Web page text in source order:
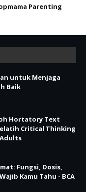
Parenting
untuk Menjaga
Baik
Hortatory Text
Critical Thinking
Adults
Fungsi, Dosis,
Kamu Tahu - BCA